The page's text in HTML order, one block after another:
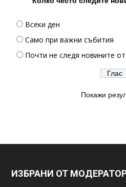
Всеки ден
Само при важни събития
Почти не следя новините
Покажи
ИЗБРАНИ ОТ